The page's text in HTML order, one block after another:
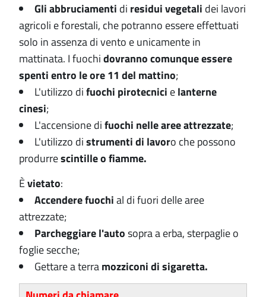
Gli abbruciamenti di residui vegetali dei lavori
agricoli e forestali, che potranno essere effettuati
solo in assenza di vento e unicamente in
mattinata. I fuochidovranno comunque essere
spenti entro le ore 11 del mattino;
L'utilizzo difuochi pirotecnici elanterne
cinesi;
L'accensione difuochi nelle aree attrezzate;
L'utilizzo distrumenti di lavoro che possono
produrrescintille o fiamme.
Èvietato:
Accendere fuochial di fuori delle aree
attrezzate;
Parcheggiare l'autosopra a erba, sterpaglie o
foglie secche;
Gettare a terramozziconi di sigaretta.